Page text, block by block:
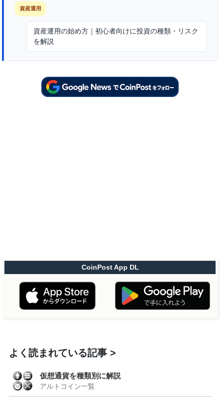
資産運用
資産運用の始め方｜初心者向けに投資の種類・リスク
を解説
CoinPost App DL
よく読まれている記事
仮想通貨を種類別に解説
アルトコイン一覧